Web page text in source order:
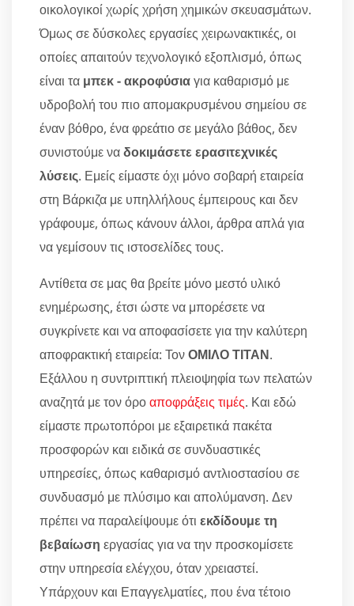
οικολογικοί χωρίς χρήση χημικών σκευασμάτων.
Όμως σε δύσκολες εργασίες χειρωνακτικές, οι
οποίες απαιτούν τεχνολογικό εξοπλισμό, όπως
είναι τα μπεκ - ακροφύσιαγια καθαρισμό με
υδροβολή του πιο απομακρυσμένου σημείου σε
έναν βόθρο, ένα φρεάτιο σε μεγάλο βάθος, δεν
συνιστούμε ναδοκιμάσετε ερασιτεχνικές
λύσεις. Εμείς είμαστε όχι μόνο σοβαρή εταιρεία
στη Βάρκιζα με υπηλλήλους έμπειρους και δεν
γράφουμε, όπως κάνουν άλλοι, άρθρα απλά για
να γεμίσουν τις ιστοσελίδες τους.
Αντίθετα σε μας θα βρείτε μόνο μεστό υλικό
ενημέρωσης, έτσι ώστε να μπορέσετε να
συγκρίνετε και να αποφασίσετε για την καλύτερη
αποφρακτική εταιρεία: ΤονΟΜΙΛΟ ΤΙΤΑΝ.
Εξάλλου η συντριπτική πλειοψηφία των πελατών
αναζητά με τον όροαποφράξεις τιμές. Και εδώ
είμαστε πρωτοπόροι με εξαιρετικά πακέτα
προσφορών και ειδικά σε συνδυαστικές
υπηρεσίες, όπως καθαρισμό αντλιοστασίου σε
συνδυασμό με πλύσιμο και απολύμανση. Δεν
πρέπει να παραλείψουμε ότι εκδίδουμε τη
βεβαίωση εργασίας για να την προσκομίσετε
στην υπηρεσία ελέγχου, όταν χρειαστεί.
Υπάρχουν και Επαγγελματίες, που ένα τέτοιο